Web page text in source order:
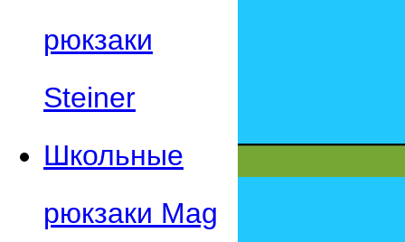
рюкзаки
Steiner
Школьные
рюкзаки Mag